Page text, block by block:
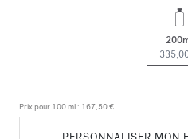
Prix pour 100 ml : 167,50 €